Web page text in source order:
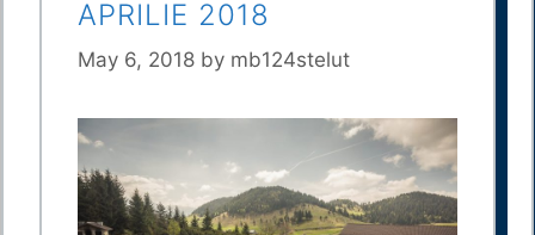
APRILIE 2018
May 6, 2018 by mb124stelut